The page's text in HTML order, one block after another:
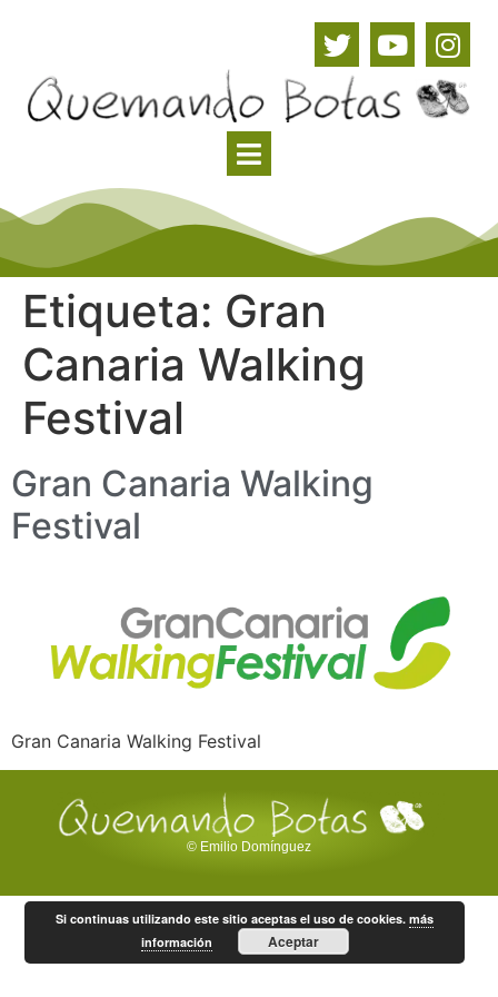
Etiqueta: Gran
Canaria Walking
Festival
Gran Canaria Walking
Festival
Gran Canaria Walking Festival
© Emilio Domínguez
Si continuas utilizando este sitio aceptas el uso de cookies.más
información
Aceptar